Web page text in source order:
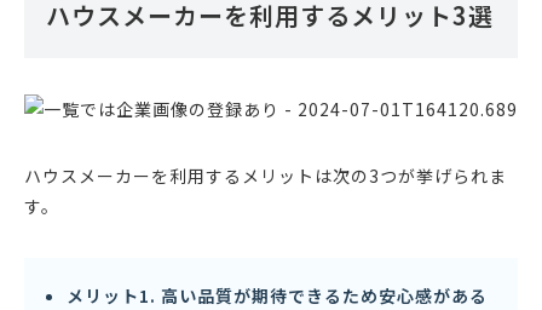
ハウスメーカーを利用するメリット3選
ハウスメーカーを利用するメリットは次の3つが挙げられま
す。
メリット1. 高い品質が期待できるため安心感がある